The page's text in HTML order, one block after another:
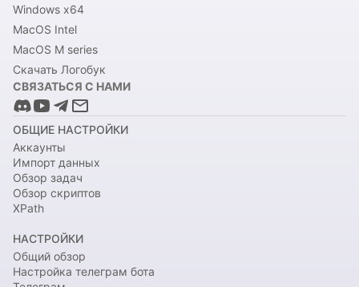
Windows x64
MacOS Intel
MacOS M series
Скачать Логобук
СВЯЗАТЬСЯ С НАМИ
ОБЩИЕ НАСТРОЙКИ
Аккаунты
Импорт данных
Обзор задач
Обзор скриптов
XPath
НАСТРОЙКИ
Общий обзор
Настройка телеграм бота